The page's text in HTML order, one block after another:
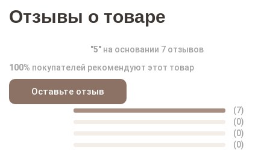
Отзывы о товаре
"5" на основании 7 отзывов
100% покупателей рекомендуют этот товар
Оставьте отзыв
(7)
(0)
(0)
(0)